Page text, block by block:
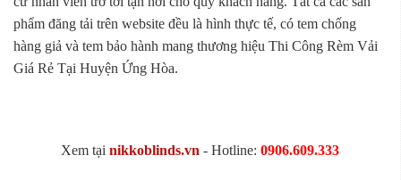
phẩm đăng tải trên website đều là hình thực tế, có tem chống
hàng giả và tem bảo hành mang thương hiệu Thi Công Rèm Vải
Giá Rẻ Tại Huyện Ứng Hòa.
Xem tại nikkoblinds.vn - Hotline: 0906.609.333